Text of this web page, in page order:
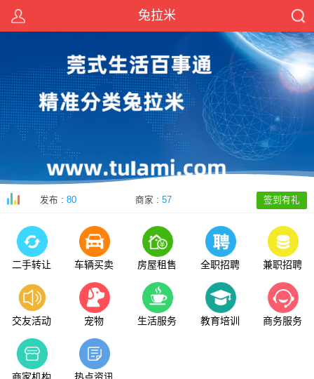
兔拉米
发布 : 80 商家 : 57 签到有礼
二手转让 车辆买卖 房屋租售 全职招聘 兼职招聘
交友活动 宠物 生活服务 教育培训 商务服务